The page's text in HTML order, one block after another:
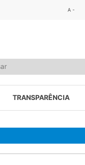
A -
TRANSPARÊNCIA